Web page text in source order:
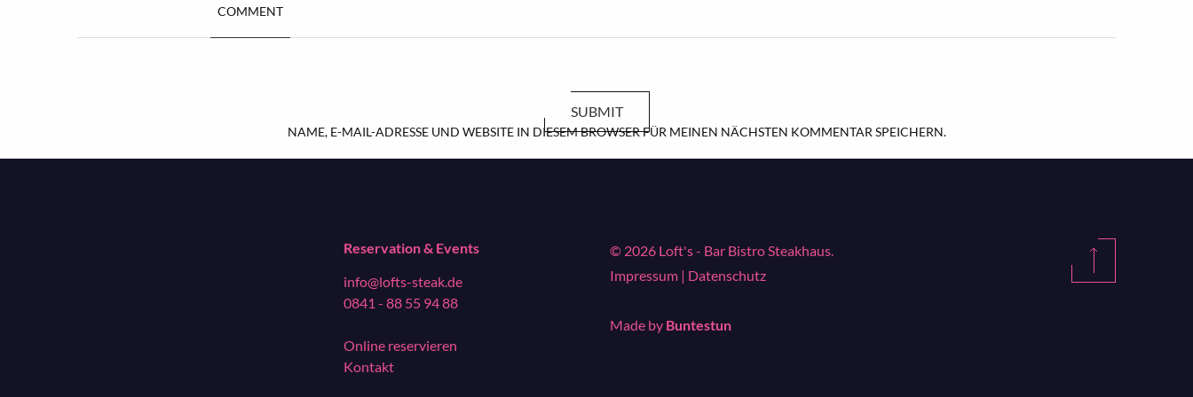
NAME, E-MAIL-ADRESSE UND WEBSITE IN DIESEM BROWSER FÜR MEINEN NÄCHSTEN KOMMENTAR SPEICHERN.
COMMENT
SUBMIT
Reservation & Events
info@lofts-steak.de
0841 - 88 55 94 88
Online reservieren
Kontakt
© 2026 Loft's - Bar Bistro Steakhaus.
Impressum | Datenschutz
Made by Buntestun